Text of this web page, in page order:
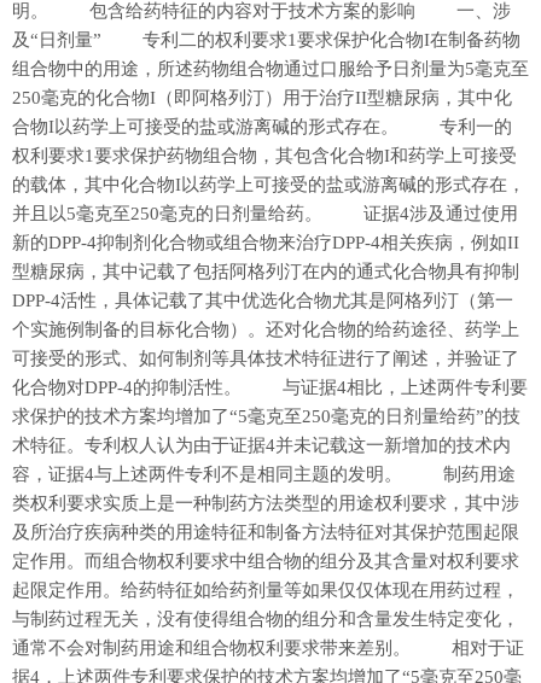
明。 包含给药特征的内容对于技术方案的影响 一、涉
及“日剂量” 专利二的权利要求1要求保护化合物I在制备药物
组合物中的用途，所述药物组合物通过口服给予日剂量为5毫克至
250毫克的化合物I（即阿格列汀）用于治疗II型糖尿病，其中化
合物I以药学上可接受的盐或游离碱的形式存在。 专利一的
权利要求1要求保护药物组合物，其包含化合物I和药学上可接受
的载体，其中化合物I以药学上可接受的盐或游离碱的形式存在，
并且以5毫克至250毫克的日剂量给药。 证据4涉及通过使用
新的DPP-4抑制剂化合物或组合物来治疗DPP-4相关疾病，例如II
型糖尿病，其中记载了包括阿格列汀在内的通式化合物具有抑制
DPP-4活性，具体记载了其中优选化合物尤其是阿格列汀（第一
个实施例制备的目标化合物）。还对化合物的给药途径、药学上
可接受的形式、如何制剂等具体技术特征进行了阐述，并验证了
化合物对DPP-4的抑制活性。 与证据4相比，上述两件专利要
求保护的技术方案均增加了“5毫克至250毫克的日剂量给药”的技
术特征。专利权人认为由于证据4并未记载这一新增加的技术内
容，证据4与上述两件专利不是相同主题的发明。 制药用途
类权利要求实质上是一种制药方法类型的用途权利要求，其中涉
及所治疗疾病种类的用途特征和制备方法特征对其保护范围起限
定作用。而组合物权利要求中组合物的组分及其含量对权利要求
起限定作用。给药特征如给药剂量等如果仅仅体现在用药过程，
与制药过程无关，没有使得组合物的组分和含量发生特定变化，
通常不会对制药用途和组合物权利要求带来差别。 相对于证
据4，上述两件专利要求保护的技术方案均增加了“5毫克至250毫